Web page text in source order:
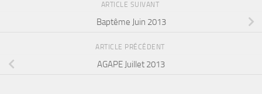
ARTICLE SUIVANT
Baptême Juin 2013
ARTICLE PRÉCÉDENT
AGAPE Juillet 2013